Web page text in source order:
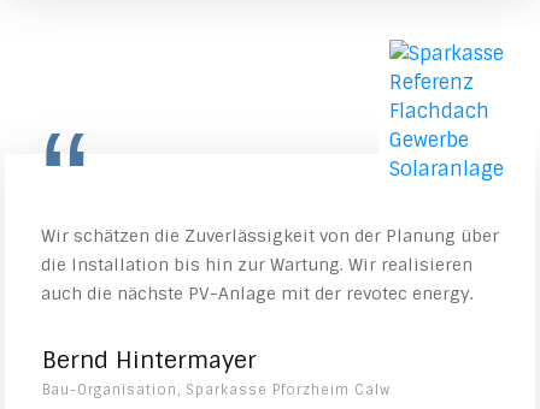
“
Wir schätzen die Zuverlässigkeit von der Planung über
die Installation bis hin zur Wartung. Wir realisieren
auch die nächste PV-Anlage mit der revotec energy.
Bernd Hintermayer
Bau-Organisation, Sparkasse Pforzheim Calw